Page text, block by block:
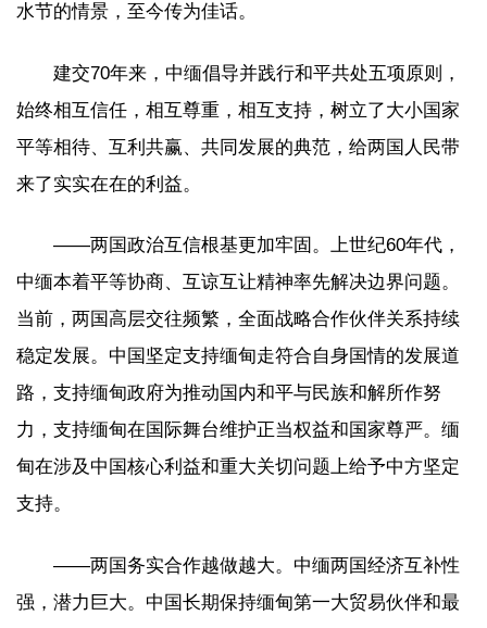
水节的情景，至今传为佳话。
建交70年来，中缅倡导并践行和平共处五项原则，
始终相互信任，相互尊重，相互支持，树立了大小国家
平等相待、互利共赢、共同发展的典范，给两国人民带
来了实实在在的利益。
——两国政治互信根基更加牢固。上世纪60年代，
中缅本着平等协商、互谅互让精神率先解决边界问题。
当前，两国高层交往频繁，全面战略合作伙伴关系持续
稳定发展。中国坚定支持缅甸走符合自身国情的发展道
路，支持缅甸政府为推动国内和平与民族和解所作努
力，支持缅甸在国际舞台维护正当权益和国家尊严。缅
甸在涉及中国核心利益和重大关切问题上给予中方坚定
支持。
——两国务实合作越做越大。中缅两国经济互补性
强，潜力巨大。中国长期保持缅甸第一大贸易伙伴和最